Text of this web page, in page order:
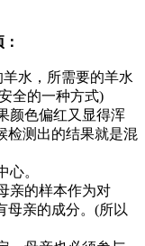
水，所需要的羊水
全的一种方式)
颜色偏红又显得浑
检测出的结果就是混
心。
亲的样本作为对
母亲的成分。(所以